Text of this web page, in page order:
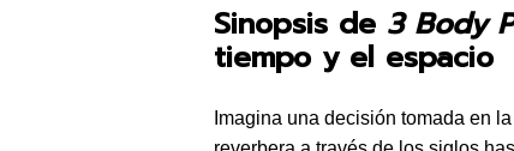
Sinopsis de 3 Body
tiempo y el espacio
Imagina una decisión tomada en